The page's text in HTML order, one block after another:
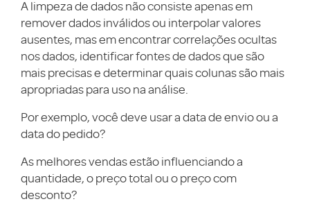
A limpeza de dados não consiste apenas em
remover dados inválidos ou interpolar valores
ausentes, mas em encontrar correlações ocultas
nos dados, identificar fontes de dados que são
mais precisas e determinar quais colunas são mais
apropriadas para uso na análise.
Por exemplo, você deve usar a data de envio ou a
data do pedido?
As melhores vendas estão influenciando a
quantidade, o preço total ou o preço com
desconto?